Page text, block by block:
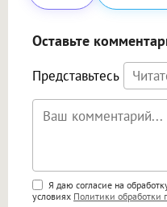
Оставьте
Представьтесь
Поддержка HTML
Я даю согласие на
условиях Политики обработки